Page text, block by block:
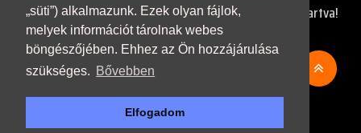
„süti”) alkalmazunk. Ezek olyan fájlok,
melyek információt tárolnak webes
böngészőjében. Ehhez az Ön hozzájárulása
szükséges. Bővebben
Elfogadom
Copyright © 2021 - Renaultstore.hu - Minden Jog Fenntartva!